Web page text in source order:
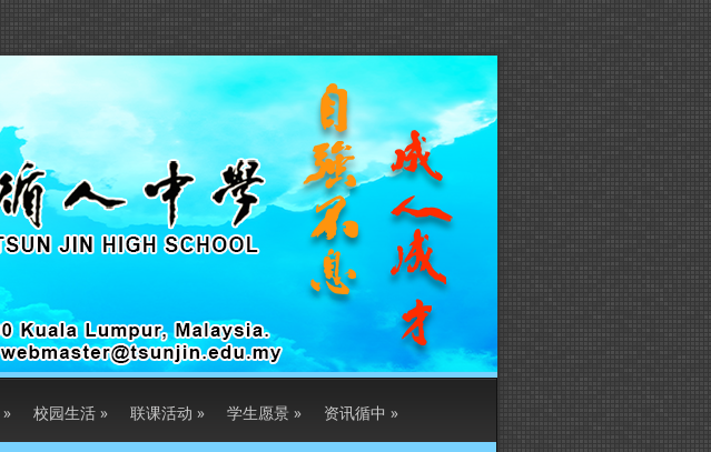
» 校园生活 » 联课活动 » 学生愿景 » 资讯循中 »